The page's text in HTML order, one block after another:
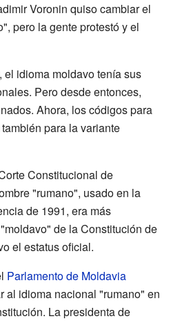
Voronin quiso cambiar el
pero la gente protestó y el
idioma moldavo tenía sus
Pero desde entonces,
Ahora, los códigos para
para la variante
Constitucional de
"rumano", usado en la
de 1991, era más
de la Constitución de
el estatus oficial.
Parlamento de Moldavia
al idioma nacional "rumano" en
La presidenta de